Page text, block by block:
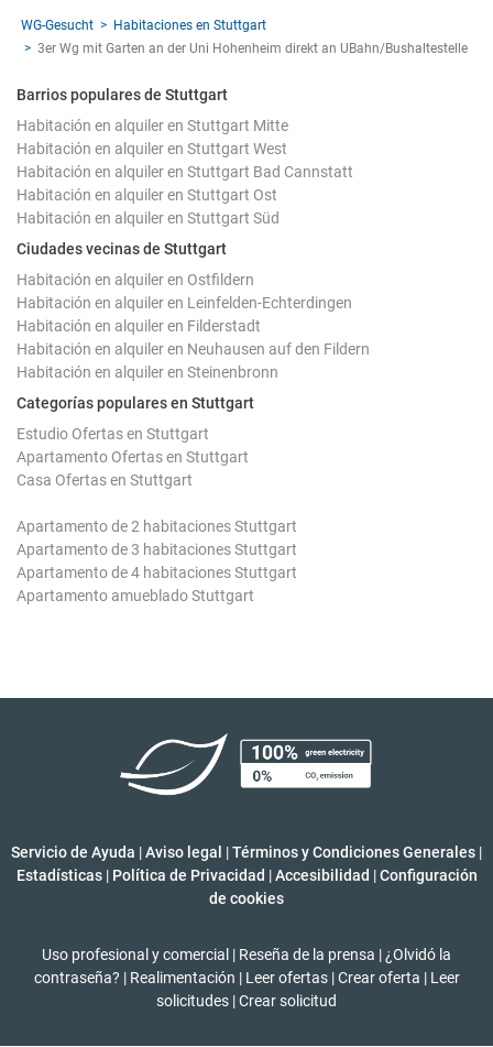
WG-Gesucht
Habitaciones en Stuttgart
3er Wg mit Garten an der Uni Hohenheim direkt an UBahn/Bushaltestelle
Barrios populares de Stuttgart
Habitación en alquiler en Stuttgart Mitte
Habitación en alquiler en Stuttgart West
Habitación en alquiler en Stuttgart Bad Cannstatt
Habitación en alquiler en Stuttgart Ost
Habitación en alquiler en Stuttgart Süd
Ciudades vecinas de Stuttgart
Habitación en alquiler en Ostfildern
Habitación en alquiler en Leinfelden-Echterdingen
Habitación en alquiler en Filderstadt
Habitación en alquiler en Neuhausen auf den Fildern
Habitación en alquiler en Steinenbronn
Categorías populares en Stuttgart
Estudio Ofertas en Stuttgart
Apartamento Ofertas en Stuttgart
Casa Ofertas en Stuttgart
Apartamento de 2 habitaciones Stuttgart
Apartamento de 3 habitaciones Stuttgart
Apartamento de 4 habitaciones Stuttgart
Apartamento amueblado Stuttgart
Servicio de Ayuda |Aviso legal |Términos y Condiciones Generales |
Estadísticas | Política de Privacidad | Accesibilidad | Configuración
de cookies
Uso profesional y comercial | Reseña de la prensa | ¿Olvidó la
contraseña? | Realimentación | Leer ofertas | Crear oferta | Leer
solicitudes |Crear solicitud